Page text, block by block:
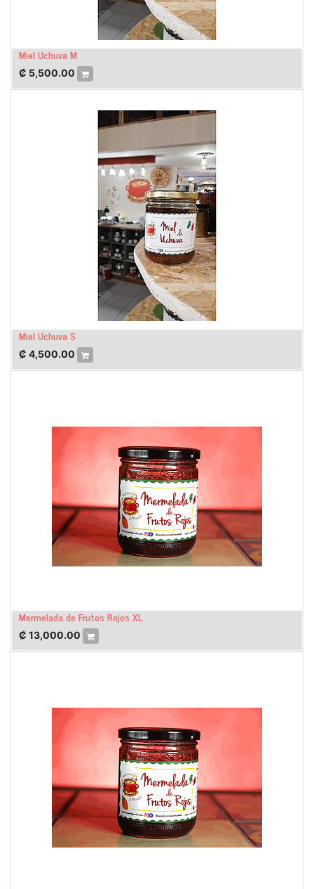
Miel Uchuva M
₡ 5,500.00
Miel Uchuva S
₡ 4,500.00
Mermelada de Frutos Rojos XL
₡ 13,000.00